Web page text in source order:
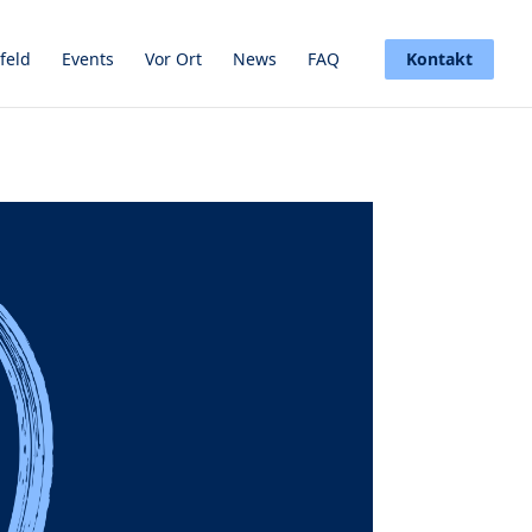
Events Vor Ort News FAQ Kontakt